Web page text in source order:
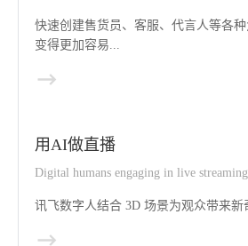
快速创建售货员、客服、代言人等各
变得更加容易...
用AI做直播
Digital humans engaging in live streaming
讯飞数字人结合 3D 场景为观众带来新